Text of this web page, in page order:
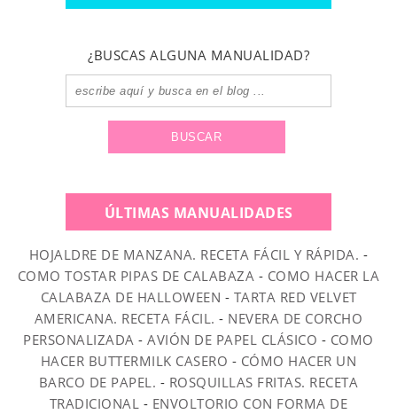
¿BUSCAS ALGUNA MANUALIDAD?
ÚLTIMAS MANUALIDADES
HOJALDRE DE MANZANA. RECETA FÁCIL Y RÁPIDA. -
COMO TOSTAR PIPAS DE CALABAZA - COMO HACER LA
CALABAZA DE HALLOWEEN - TARTA RED VELVET
AMERICANA. RECETA FÁCIL. - NEVERA DE CORCHO
PERSONALIZADA -AVIÓN DE PAPEL CLÁSICO - COMO
HACER BUTTERMILK CASERO - CÓMO HACER UN
BARCO DE PAPEL. - ROSQUILLAS FRITAS. RECETA
TRADICIONAL - ENVOLTORIO CON FORMA DE